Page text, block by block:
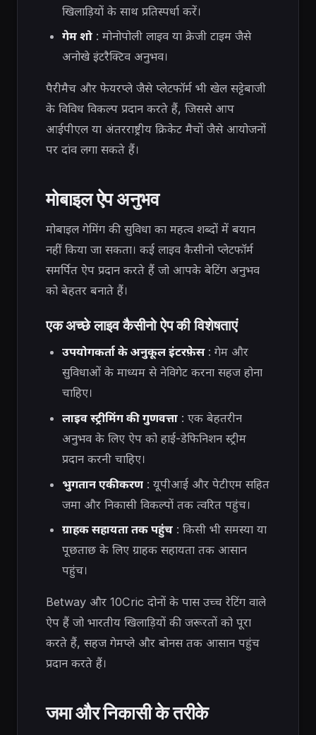
खिलाड़ियों के साथ प्रतिस्पर्धा करें।
गेम शो: मोनोपोली लाइव या क्रेजी टाइम जैसे
अनोखे इंटरैक्टिव अनुभव।
पैरीमैच और फेयरप्ले जैसे प्लेटफॉर्म भी खेल सट्टेबाजी
के विविध विकल्प प्रदान करते हैं, जिससे आप
आईपीएल या अंतरराष्ट्रीय क्रिकेट मैचों जैसे आयोजनों
पर दांव लगा सकते हैं।
मोबाइल ऐप अनुभव
मोबाइल गेमिंग की सुविधा का महत्व शब्दों में बयान
नहीं किया जा सकता। कई लाइव कैसीनो प्लेटफॉर्म
समर्पित ऐप प्रदान करते हैं जो आपके बेटिंग अनुभव
को बेहतर बनाते हैं।
एक अच्छे लाइव कैसीनो ऐप की विशेषताएं
उपयोगकर्ता के अनुकूल इंटरफ़ेस: गेम और
सुविधाओं के माध्यम से नेविगेट करना सहज होना
चाहिए।
लाइव स्ट्रीमिंग की गुणवत्ता: एक बेहतरीन
अनुभव के लिए ऐप को हाई-डेफिनिशन स्ट्रीम
प्रदान करनी चाहिए।
भुगतान एकीकरण: यूपीआई और पेटीएम सहित
जमा और निकासी विकल्पों तक त्वरित पहुंच।
ग्राहक सहायता तक पहुंच: किसी भी समस्या या
पूछताछ के लिए ग्राहक सहायता तक आसान
पहुंच।
Betway और 10Cric दोनों के पास उच्च रेटिंग वाले
ऐप हैं जो भारतीय खिलाड़ियों की जरूरतों को पूरा
करते हैं, सहज गेमप्ले और बोनस तक आसान पहुंच
प्रदान करते हैं।
जमा और निकासी के तरीके